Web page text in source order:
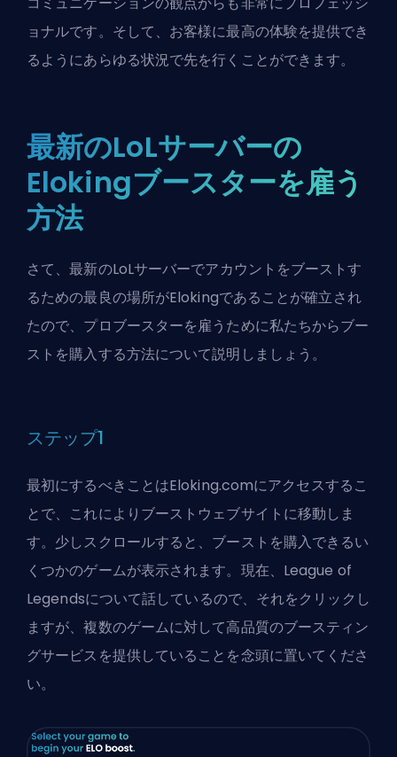
ョナルです。そして、お客様に最高の体験を提供でき
るようにあらゆる状況で先を行くことができます。
最新のLoLサーバーの
Elokingブースターを雇う
方法
さて、最新のLoLサーバーでアカウントをブーストす
るための最良の場所がElokingであることが確立され
たので、プロブースターを雇うために私たちからブー
ストを購入する方法について説明しましょう。
ステップ1
最初にするべきことはEloking.comにアクセスするこ
とで、これによりブーストウェブサイトに移動しま
す。少しスクロールすると、ブーストを購入できるい
くつかのゲームが表示されます。現在、League of
Legendsについて話しているので、それをクリックし
ますが、複数のゲームに対して高品質のブースティン
グサービスを提供していることを念頭に置いてくださ
い。